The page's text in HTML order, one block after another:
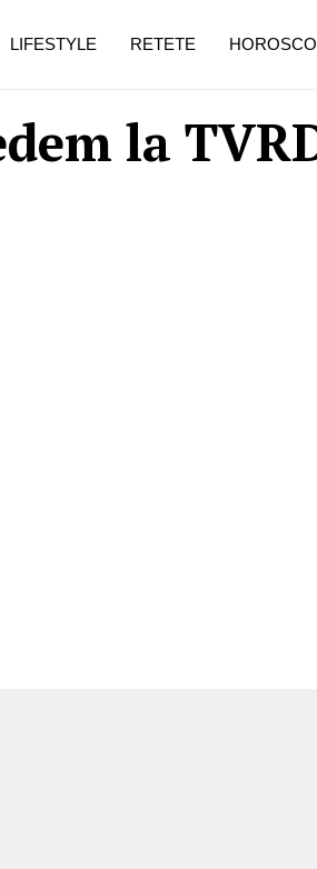
la
LIFESTYLE RETETEpe măsură ce